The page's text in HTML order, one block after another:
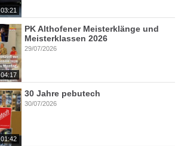
03:21
04:17
PK Althofener Meisterklänge und
Meisterklassen 2026
29/07/2026
01:42
30 Jahre pebutech
30/07/2026